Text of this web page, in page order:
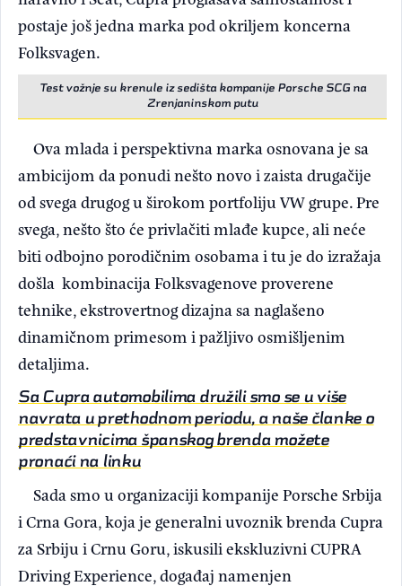
postaje još jedna marka pod okriljem koncerna
Folksvagen.
Test vožnje su krenule iz sedišta kompanije Porsche SCG na
Zrenjaninskom putu
Ova mlada i perspektivna marka osnovana je sa
ambicijom da ponudi nešto novo i zaista drugačije
od svega drugog u širokom portfoliju VW grupe. Pre
svega, nešto što će privlačiti mlađe kupce, ali neće
biti odbojno porodičnim osobama i tu je do izražaja
došla kombinacija Folksvagenove proverene
tehnike, ekstrovertnog dizajna sa naglašeno
dinamičnom primesom i pažljivo osmišljenim
detaljima.
Sa Cupra automobilima družili smo se u više
navrata u prethodnom periodu, a naše članke o
predstavnicima španskog brenda možete
pronaći na linku
Sada smo u organizaciji kompanije Porsche Srbija
i Crna Gora, koja je generalni uvoznik brenda Cupra
za Srbiju i Crnu Goru, iskusili ekskluzivni CUPRA
Driving Experience, događaj namenjen